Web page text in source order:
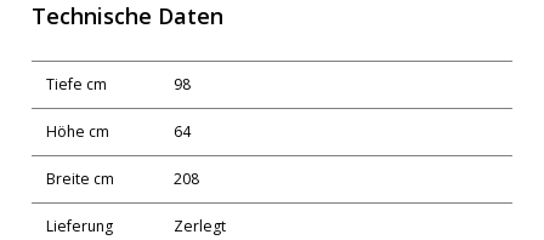
Technische Daten
Tiefe cm 98
Höhe cm 64
Breite cm 208
Lieferung Zerlegt